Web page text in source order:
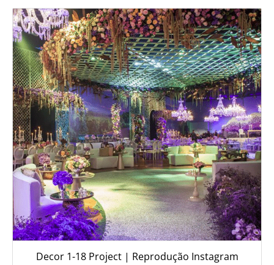
Decor 1-18 Project | Reprodução Instagram